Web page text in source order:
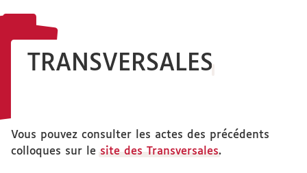
TRANSVERSALES
Vous pouvez consulter les actes des précédents
colloques sur le site des Transversales.